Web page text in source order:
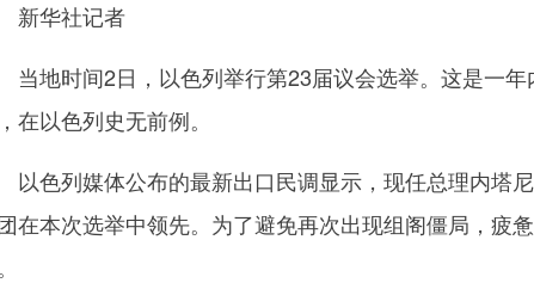
华社记者
地时间2日，以色列举行第23届议会选举。这是一年
在以色列史无前例。
色列媒体公布的最新出口民调显示，现任总理内塔
在本次选举中领先。为了避免再次出现组阁僵局，疲